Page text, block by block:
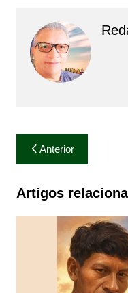
Navegação
de
Post
Anterior
Artigos